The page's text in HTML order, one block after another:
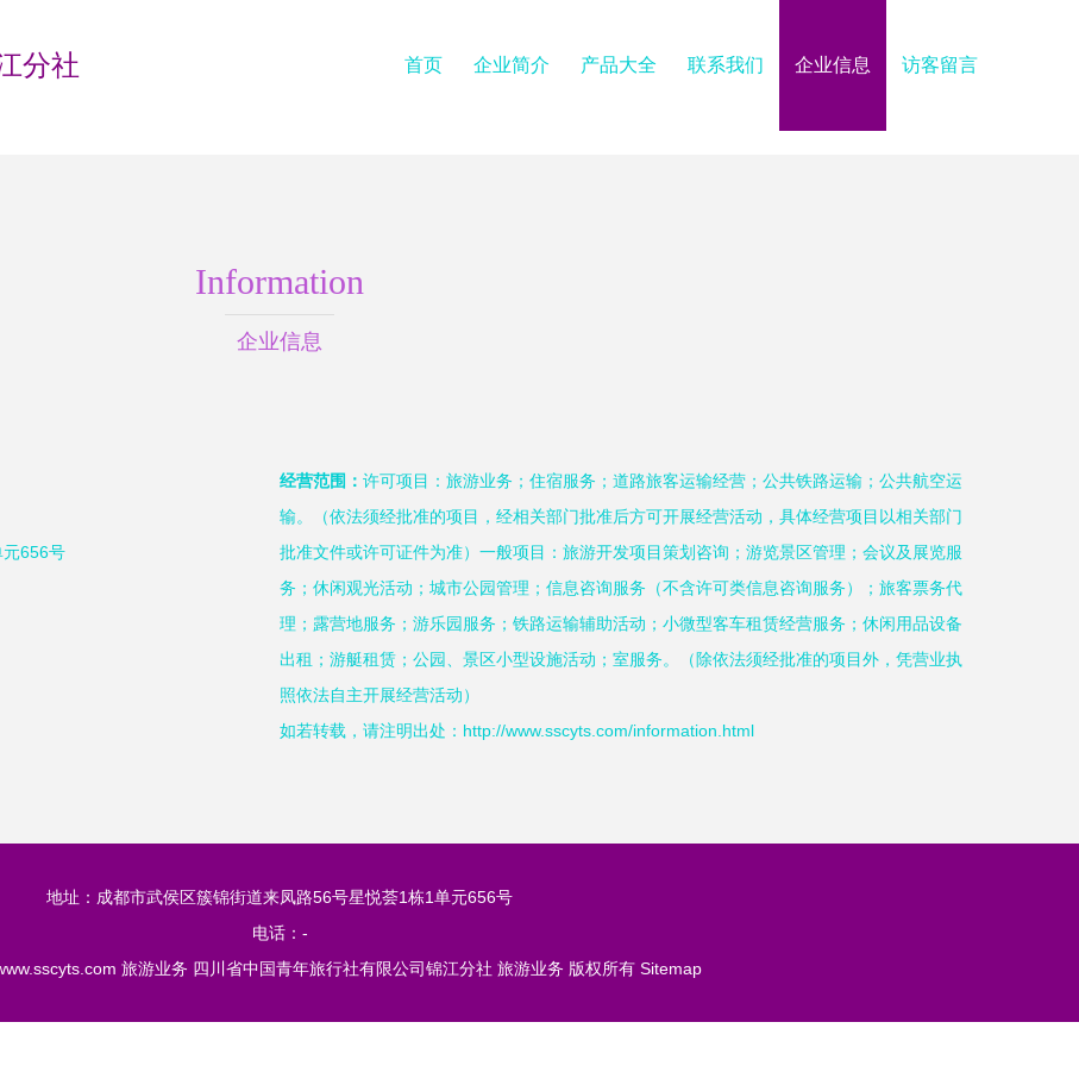
分社 首页 企业简介 产品大全 联系我们 企业信息 访客留言
Information
企业信息
元656号
经营范围： 许可项目：旅游业务；住宿服务；道路旅客运输经营；公共铁路运输；公共航空运
输。（依法须经批准的项目，经相关部门批准后方可开展经营活动，具体经营项目以相关部门
批准文件或许可证件为准）一般项目：旅游开发项目策划咨询；游览景区管理；会议及展览服
务；休闲观光活动；城市公园管理；信息咨询服务（不含许可类信息咨询服务）；旅客票务代
理；露营地服务；游乐园服务；铁路运输辅助活动；小微型客车租赁经营服务；休闲用品设备
出租；游艇租赁；公园、景区小型设施活动；室服务。（除依法须经批准的项目外，凭营业执
照依法自主开展经营活动）
如若转载，请注明出处：http://www.sscyts.com/information.html
地址：成都市武侯区簇锦街道来凤路56号星悦荟1栋1单元656号
电话：-
旅游业务 四川省中国青年旅行社有限公司锦江分社 旅游业务 版权所有 Sitemap